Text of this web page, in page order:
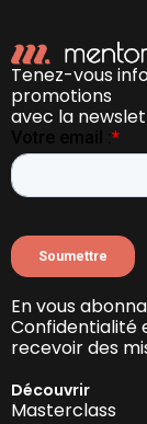
Tenez-vous
promotions
avec la
En vous
Confidentialité
recevoir des
Découvrir
Masterclass